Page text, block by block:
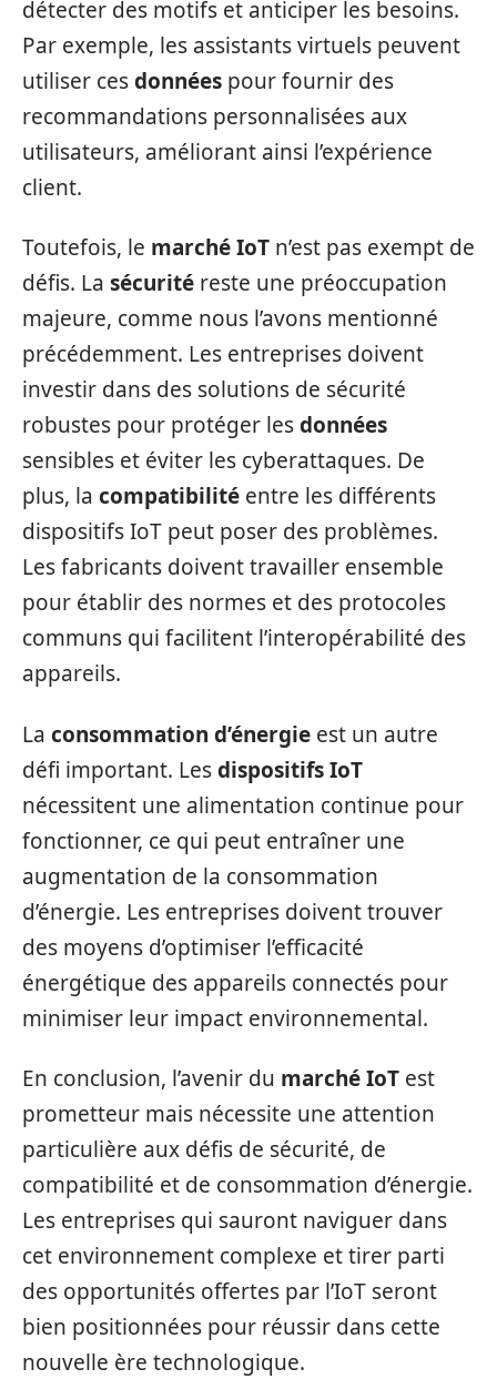
détecter des motifs et anticiper les besoins.
Par exemple, les assistants virtuels peuvent
utiliser cesdonnées pour fournir des
recommandations personnalisées aux
utilisateurs, améliorant ainsi l’expérience
client.
Toutefois, le marché IoT n’est pas exempt de
défis. La sécurité reste une préoccupation
majeure, comme nous l’avons mentionné
précédemment. Les entreprises doivent
investir dans des solutions de sécurité
robustes pour protéger lesdonnées
sensibles et éviter les cyberattaques. De
plus, la compatibilité entre les différents
dispositifs IoT peut poser des problèmes.
Les fabricants doivent travailler ensemble
pour établir des normes et des protocoles
communs qui facilitent l’interopérabilité des
appareils.
La consommation d’énergie est un autre
défi important. Lesdispositifs IoT
nécessitent une alimentation continue pour
fonctionner, ce qui peut entraîner une
augmentation de la consommation
d’énergie. Les entreprises doivent trouver
des moyens d’optimiser l’efficacité
énergétique des appareils connectés pour
minimiser leur impact environnemental.
En conclusion, l’avenir du marché IoT est
prometteur mais nécessite une attention
particulière aux défis de sécurité, de
compatibilité et de consommation d’énergie.
Les entreprises qui sauront naviguer dans
cet environnement complexe et tirer parti
des opportunités offertes par l’IoT seront
bien positionnées pour réussir dans cette
nouvelle ère technologique.